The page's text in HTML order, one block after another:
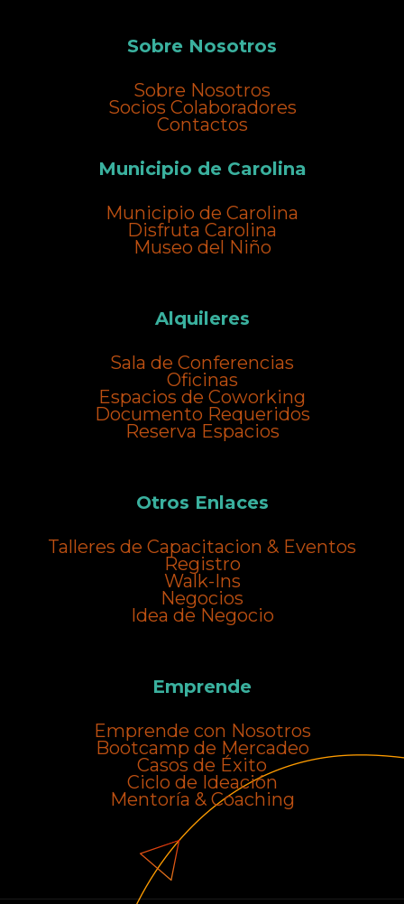
Sobre Nosotros
Sobre Nosotros
Socios Colaboradores
Contactos
Municipio de Carolina
Municipio de Carolina
Disfruta Carolina
Museo del Niño
Alquileres
Sala de Conferencias
Oficinas
Espacios de Coworking
Documento Requeridos
Reserva Espacios
Otros Enlaces
Talleres de Capacitacion & Eventos
Registro
Walk-Ins
Negocios
Idea de Negocio
Emprende
Emprende con Nosotros
Bootcamp de Mercadeo
Casos de Éxito
Ciclo de Ideación
Mentoría & Coaching